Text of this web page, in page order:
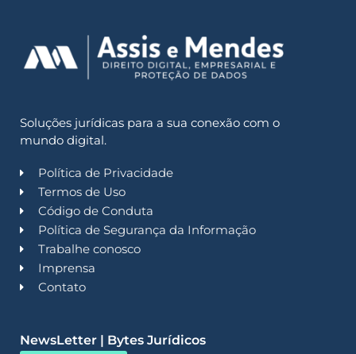
Soluções jurídicas para a sua conexão com o
mundo digital.
Política de Privacidade
Termos de Uso
Código de Conduta
Política de Segurança da Informação
Trabalhe conosco
Imprensa
Contato
NewsLetter | Bytes Jurídicos